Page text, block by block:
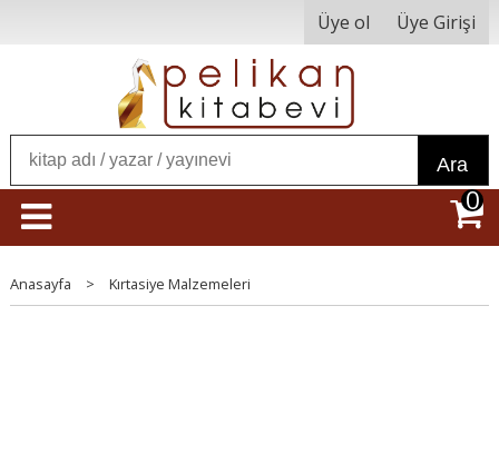
Üye ol Üye Girişi
Ara
0
Anasayfa > Kırtasiye Malzemeleri